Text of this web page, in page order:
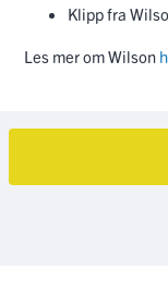
Klipp fra
Les mer om Wilson